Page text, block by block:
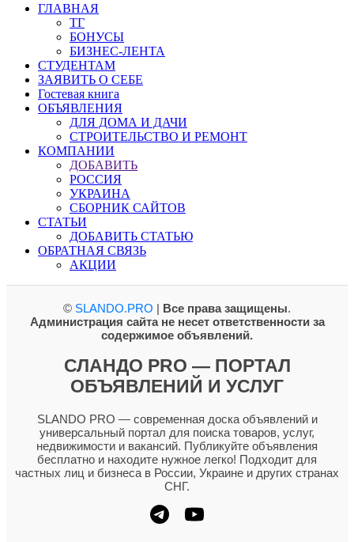
ГЛАВНАЯ
ТГ
БОНУСЫ
БИЗНЕС-ЛЕНТА
СТУДЕНТАМ
ЗАЯВИТЬ О СЕБЕ
Гостевая книга
ОБЪЯВЛЕНИЯ
ДЛЯ ДОМА И ДАЧИ
СТРОИТЕЛЬСТВО И РЕМОНТ
КОМПАНИИ
ДОБАВИТЬ
РОССИЯ
УКРАИНА
СБОРНИК САЙТОВ
СТАТЬИ
ДОБАВИТЬ СТАТЬЮ
ОБРАТНАЯ СВЯЗЬ
АКЦИИ
© SLANDO.PRO | Все права защищены.
Администрация сайта не несет ответственности за
содержимое объявлений.
СЛАНДО PRO — ПОРТАЛ
ОБЪЯВЛЕНИЙ И УСЛУГ
SLANDO PRO — современная доска объявлений и
универсальный портал для поиска товаров, услуг,
недвижимости и вакансий. Публикуйте объявления
бесплатно и находите нужное легко! Подходит для
частных лиц и бизнеса в России, Украине и других странах
СНГ.